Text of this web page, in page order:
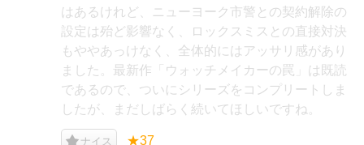
はあるけれど、ニューヨーク市警との契約解除の
設定は殆ど影響なく、ロックスミスとの直接対決
もややあっけなく、全体的にはアッサリ感があり
ました。最新作「ウォッチメイカーの罠」は既読
であるので、ついにシリーズをコンプリートしま
したが、まだしばらく続いてほしいですね。
ナイス ★37